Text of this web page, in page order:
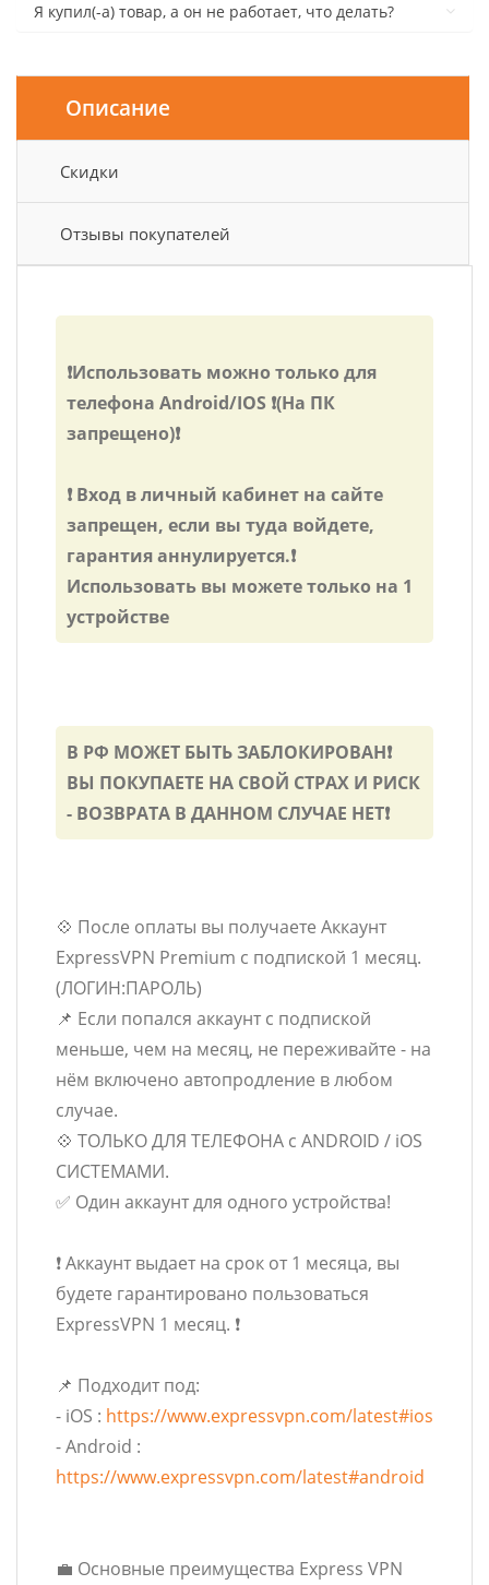
Я купил(-а) товар, а он не работает, что делать?
Описание
Скидки
Отзывы покупателей
❗Использовать можно только для
телефона Android/IOS ❗(На ПК
запрещено)❗
❗ Вход в личный кабинет на сайте
запрещен, если вы туда войдете,
гарантия аннулируется.❗
Использовать вы можете только на 1
устройстве
В РФ МОЖЕТ БЫТЬ ЗАБЛОКИРОВАН❗
ВЫ ПОКУПАЕТЕ НА СВОЙ СТРАХ И РИСК
- ВОЗВРАТА В ДАННОМ СЛУЧАЕ НЕТ❗
💠 После оплаты вы получаете Аккаунт
ExpressVPN Premium с подпиской 1 месяц.
(ЛОГИН:ПАРОЛЬ)
📌 Если попался аккаунт с подпиской
меньше, чем на месяц, не переживайте - на
нём включено автопродление в любом
случае.
💠 ТОЛЬКО ДЛЯ ТЕЛЕФОНА с ANDROID / iOS
СИСТЕМАМИ.
✅ Один аккаунт для одного устройства!
❗ Аккаунт выдает на срок от 1 месяца, вы
будете гарантировано пользоваться
ExpressVPN 1 месяц. ❗
📌 Подходит под:
- iOS : https://www.expressvpn.com/latest#ios
- Android :
https://www.expressvpn.com/latest#android
💼 Основные преимущества Express VPN